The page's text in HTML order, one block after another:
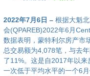
2022年7月6日 – 根据大魁
会(QPAREB)2022年6月
数据表明，蒙特利尔房产市
总交易额为4,078笔，与去
了11%。这是自2017年以来
一次低于平均水平的一个6